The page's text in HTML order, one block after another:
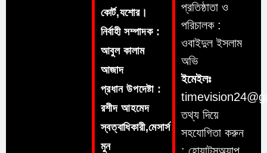
কোর্ট,যশোর।
নির্বাহী সম্পাদক :
আবুল কালাম
আজাদ
প্রধান উপদেষ্টা :
রশীদ আহমেদ
স্বত্বাধিকারী,মেসার্স
মুন
প্রতিষ্ঠাতা ও
পরিচালক :
ওবাইদুল ইসলাম
অভি
ইমেইলঃ
তথ্য দিয়ে
সহযোগিতা করুন